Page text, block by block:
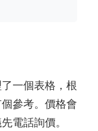
一個表格，根
參考。價格會
電話詢價。